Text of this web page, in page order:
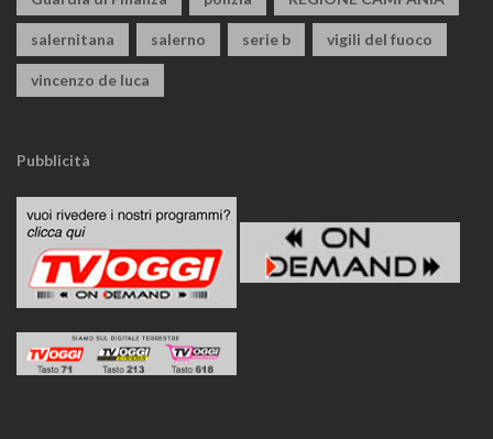
salernitana salerno serie b vigili del fuoco
vincenzo de luca
Pubblicità